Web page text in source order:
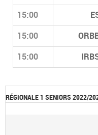
15:00
15:00
15:00
RÉGIONALE 1 SENIORS 2022/